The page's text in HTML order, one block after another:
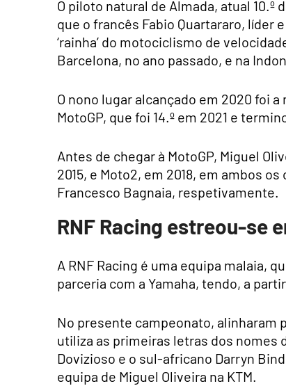
O piloto natural de Almada, atual 10.º
que o francês Fabio Quartararo, líder
‘rainha’ do motociclismo de
Barcelona, no ano passado, e na
O nono lugar alcançado em 2020 foi
MotoGP, que foi 14.º em 2021 e
Antes de chegar à MotoGP, Miguel
2015, e Moto2, em 2018, em ambos
Francesco Bagnaia, respetivamente.
RNF Racing estreou-se
A RNF Racing é uma equipa malaia,
parceria com a Yamaha, tendo, a
No presente campeonato, alinharam
utiliza as primeiras letras dos nomes
Dovizioso e o sul-africano Darryn
equipa de Miguel Oliveira na KTM.